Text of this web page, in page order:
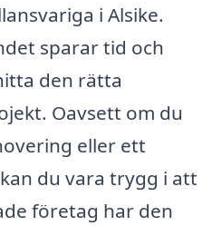
i Alsike.
sparar tid och
den rätta
Oavsett om du
eller ett
du vara trygg i att
företag har den